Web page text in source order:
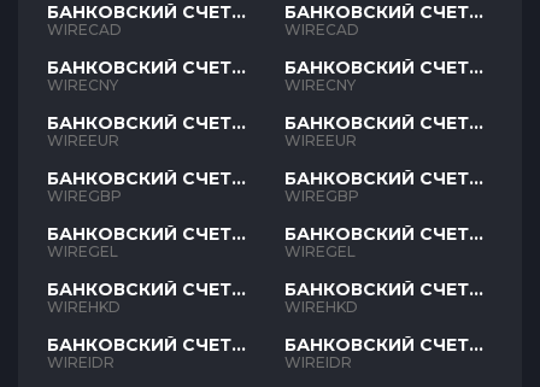
БАНКОВСКИЙ СЧЕТ
CAD
WIRECAD
БАНКОВСКИЙ СЧЕТ
CNY
WIRECNY
БАНКОВСКИЙ СЧЕТ
EUR
WIREEUR
БАНКОВСКИЙ СЧЕТ
GBP
WIREGBP
БАНКОВСКИЙ СЧЕТ
GEL
WIREGEL
БАНКОВСКИЙ СЧЕТ
HKD
WIREHKD
БАНКОВСКИЙ СЧЕТ
IDR
WIREIDR
БАНКОВСКИЙ СЧЕТ
CAD
WIRECAD
БАНКОВСКИЙ СЧЕТ
CNY
WIRECNY
БАНКОВСКИЙ СЧЕТ
EUR
WIREEUR
БАНКОВСКИЙ СЧЕТ
GBP
WIREGBP
БАНКОВСКИЙ СЧЕТ
GEL
WIREGEL
БАНКОВСКИЙ СЧЕТ
HKD
WIREHKD
БАНКОВСКИЙ СЧЕТ
IDR
WIREIDR